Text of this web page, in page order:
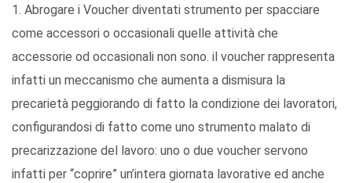
1. Abrogare i Voucher diventati strumento per spacciare
come accessori o occasionali quelle attività che
accessorie od occasionali non sono. il voucher rappresenta
infatti un meccanismo che aumenta a dismisura la
precarietà peggiorando di fatto la condizione dei lavoratori,
configurandosi di fatto come uno strumento malato di
precarizzazione del lavoro: uno o due voucher servono
infatti per “coprire” un’intera giornata lavorative ed anche